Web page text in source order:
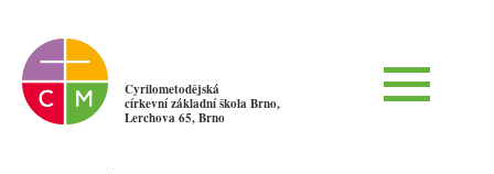
Cyrilometodějská
církevní základní škola Brno,
Lerchova 65, Brno